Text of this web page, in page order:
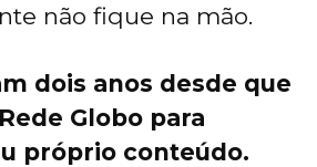
não fique na mão.
dois anos desde que
Globo para
próprio conteúdo.